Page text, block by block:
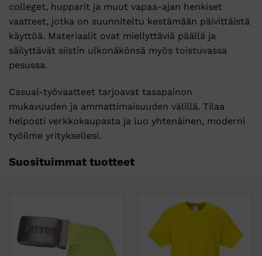
colleget, hupparit ja muut vapaa-ajan henkiset
vaatteet, jotka on suunniteltu kestämään päivittäistä
käyttöä. Materiaalit ovat miellyttäviä päällä ja
säilyttävät siistin ulkonäkönsä myös toistuvassa
pesussa.
Casual-työvaatteet tarjoavat tasapainon
mukavuuden ja ammattimaisuuden välillä. Tilaa
helposti verkkokaupasta ja luo yhtenäinen, moderni
työilme yrityksellesi.
Suosituimmat tuotteet